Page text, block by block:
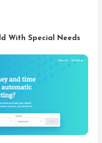
With Special Needs